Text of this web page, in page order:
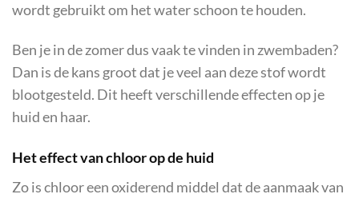
wordt gebruikt om het water schoon te houden.
Ben je in de zomer dus vaak te vinden in zwembaden?
Dan is de kans groot dat je veel aan deze stof wordt
blootgesteld. Dit heeft verschillende effecten op je
huid en haar.
Het effect van chloor op de huid
Zo is chloor een oxiderend middel dat de aanmaak van